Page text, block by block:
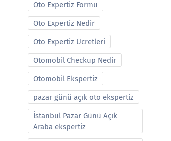
Oto Expertiz Formu
Oto Expertiz Nedir
Oto Expertiz Ucretleri
Otomobil Checkup Nedir
Otomobil Ekspertiz
pazar günü açık oto ekspertiz
İstanbul Pazar Günü Açık
Araba ekspertiz